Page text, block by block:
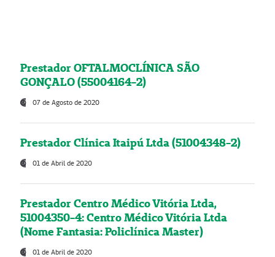
Prestador OFTALMOCLÍNICA SÃO
GONÇALO (55004164-2)
07 de Agosto de 2020
Prestador Clínica Itaipú Ltda (51004348-2)
01 de Abril de 2020
Prestador Centro Médico Vitória Ltda,
51004350-4: Centro Médico Vitória Ltda
(Nome Fantasia: Policlínica Master)
01 de Abril de 2020